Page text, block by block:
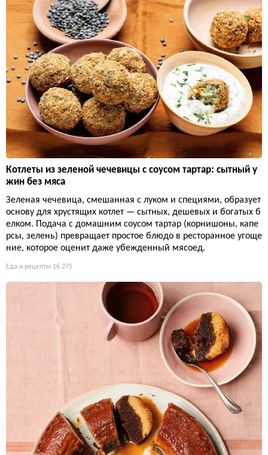
Котлеты из зеленой чечевицы с соусом тартар: сытный у
жин без мяса
Зеленая чечевица, смешанная с луком и специями, образует
основу для хрустящих котлет — сытных, дешевых и богатых б
елком. Подача с домашним соусом тартар (корнишоны, капе
рсы, зелень) превращает простое блюдо в ресторанное угоще
ние, которое оценит даже убежденный мясоед.
Еда и рецепты 16 275